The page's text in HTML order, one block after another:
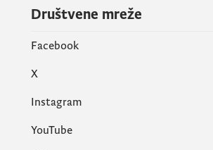
Društvene mreže
Facebook
X
Instagram
YouTube